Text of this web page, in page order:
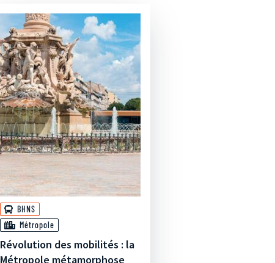
BHNS
Métropole
Révolution des mobilités : la
Métropole métamorphose